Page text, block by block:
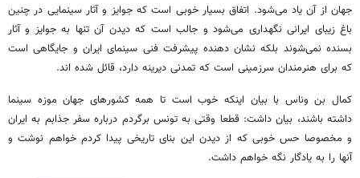
جهان از آن یاد می‌شود. اتفاق بسیار خوبی است که جوایز و آثار سینمایی در چنین
باغ زیبای ایرانی نگهداری می‌شود و جالب است که دیدن آن تنها به جوایز و آثار
بسنده نمی‌شوند بلکه نشان دهنده پیشرفت فنی سینمای ایران و جایگاهی است
که برای هنرمندان سرزمینی است که تمدنی دیرینه دارد، قائل شده اند.
کمال بن وناس با بیان اینکه خوب است تا همه کشورهای جهان موزه سینما
داشته باشند، بیان داشت: قطعا وقتی به تونس برگردم درباره سفر جذابم به ایران
و مخصوصا حس خوبی که از دیدن این بنای تاریخی پیدا کردم خواهم نوشت و
آنها را به یادگار نگه خواهم داشت.